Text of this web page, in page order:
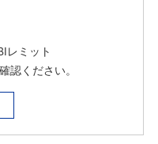
レミット
認ください。